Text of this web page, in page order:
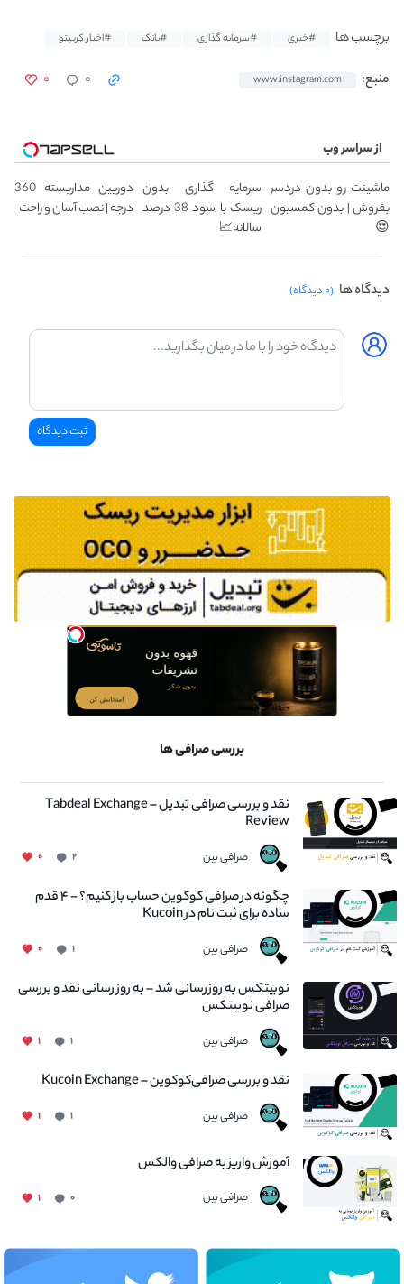
برچسب ها #خبری #سرمایه گذاری #بانک #اخبار کریپتو
منبع: www.instagram.com ۰ ۰
از سراسر وب
ماشینت رو بدون دردسر
بفروش | بدون کمسیون
😍
سرمایه گذاری بدون
ریسک با سود 38 درصد
سالانه📈
دوربین مداربسته 360
درجه | نصب آسان و راحت
دیدگاه ها (۰ دیدگاه)
بررسی صرافی ها
نقد و بررسی صرافی تبدیل – Tabdeal Exchange
Review
صرافی بین ۲ ۰
چگونه در صرافی کوکوین حساب باز کنیم؟ - ۴ قدم
ساده برای ثبت نام در Kucoin
صرافی بین ۱ ۰
نوبیتکس به روزرسانی شد – به روز رسانی نقد و بررسی
صرافی نوبیتکس
صرافی بین ۱ ۱
نقد و بررسی صرافی‌کوکوین – Kucoin Exchange
صرافی بین ۱ ۱
آموزش واریز به صرافی والکس
صرافی بین ۰ ۱